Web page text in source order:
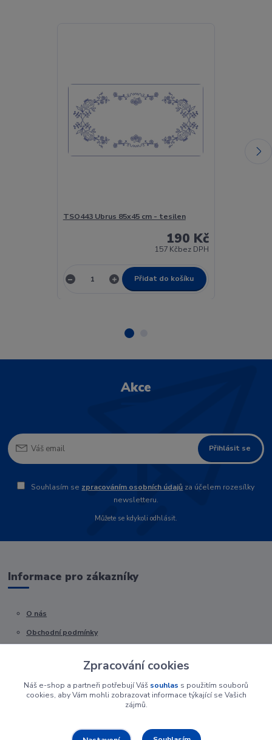
TSO443 Ubrus 85x45 cm - tesilen
190 Kč
157 Kčbez DPH
Přidat do košíku
Akce
Přihlásit se
Souhlasím se zpracováním osobních údajů za účelem rozesílky
newsletteru.
Můžete se kdykoli odhlásit.
Informace pro zákazníky
O nás
Obchodní podmínky
Zpracování cookies
Náš e-shop a partneři potřebují Váš souhlas s použitím souborů
cookies, aby Vám mohli zobrazovat informace týkající se Vašich
zájmů.